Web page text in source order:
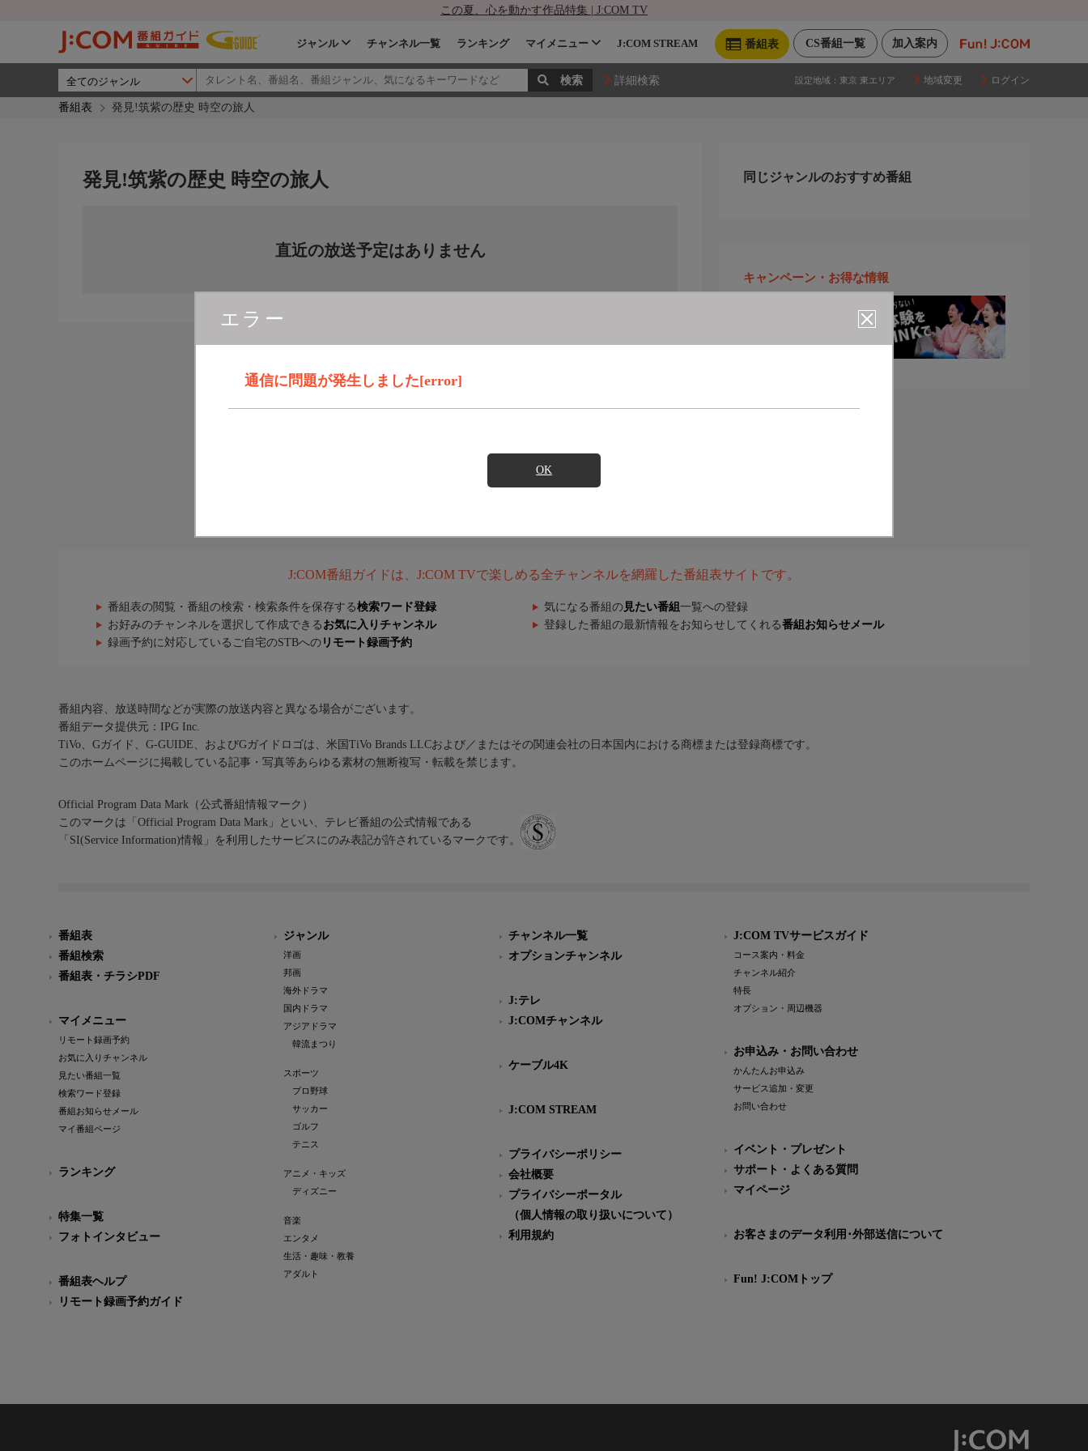
この夏、心を動かす作品特集 | J:COM TV
加入案内
CS番組一覧
番組表
ジャンル チャンネル一覧 ランキング マイメニュー J:COM STREAM
詳細検索 設定地域： 東京 東エリア 地域変更 ログイン
番組表 発見!筑紫の歴史 時空の旅人
エラー
通信に問題が発生しました[error]
OK
発見!筑紫の歴史 時空の旅人
直近の放送予定はありません
同じジャンルのおすすめ番組
キャンペーン・お得な情報
J:COM番組ガイドは、J:COM TVで楽しめる全チャンネルを網羅した番組表サイトです。
番組表の閲覧・番組の検索・検索条件を保存する検索ワード登録 気になる番組の 見たい番組 一覧への登録
お好みのチャンネルを選択して作成できる お気に入りチャンネル 登録した番組の最新情報をお知らせしてくれる番組お知らせメール
録画予約に対応しているご自宅のSTBへの リモート録画予約
番組内容、放送時間などが実際の放送内容と異なる場合がございます。
番組データ提供元：IPG Inc.
TiVo、Gガイド、G-GUIDE、およびGガイドロゴは、米国TiVo Brands LLCおよび／またはその関連会社の日本国内における商標または登録商標です。
このホームページに掲載している記事・写真等あらゆる素材の無断複写・転載を禁じます。
Official Program Data Mark（公式番組情報マーク）
このマークは「Official Program Data Mark」といい、テレビ番組の公式情報である
「SI(Service Information)情報」を利用したサービスにのみ表記が許されているマークです。
番組表
番組検索
番組表・チラシPDF
マイメニュー
リモート録画予約
お気に入りチャンネル
見たい番組一覧
検索ワード登録
番組お知らせメール
マイ番組ページ
ランキング
特集一覧
フォトインタビュー
番組表ヘルプ
リモート録画予約ガイド
ジャンル
洋画
邦画
海外ドラマ
国内ドラマ
アジアドラマ
韓流まつり
スポーツ
プロ野球
サッカー
ゴルフ
テニス
アニメ・キッズ
ディズニー
音楽
エンタメ
生活・趣味・教養
アダルト
チャンネル一覧
オプションチャンネル
J:テレ
J:COMチャンネル
ケーブル4K
J:COM STREAM
プライバシーポリシー
会社概要
プライバシーポータル
（個人情報の取り扱いについて）
利用規約
J:COM TVサービスガイド
コース案内・料金
チャンネル紹介
特長
オプション・周辺機器
お申込み・お問い合わせ
かんたんお申込み
サービス追加・変更
お問い合わせ
イベント・プレゼント
サポート・よくある質問
マイページ
お客さまのデータ利用･外部送信について
Fun! J:COMトップ